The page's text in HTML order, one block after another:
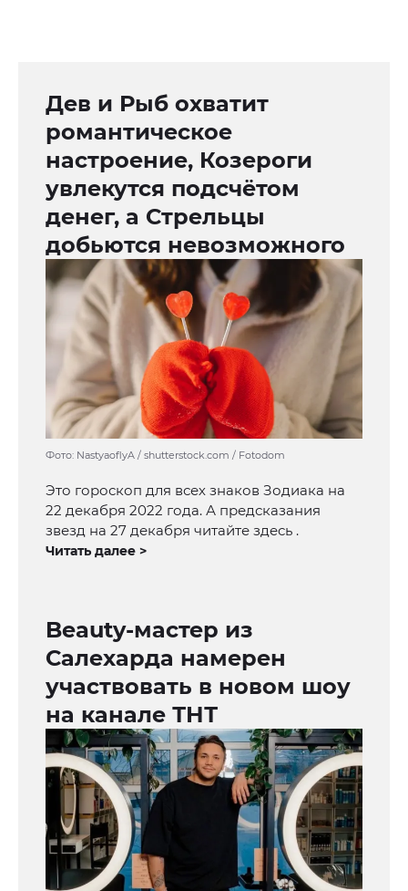
Дев и Рыб охватит
романтическое
настроение, Козероги
увлекутся подсчётом
денег, а Стрельцы
добьются невозможного
Фото: NastyaoflyA / shutterstock.com / Fotodom
Это гороскоп для всех знаков Зодиака на
22 декабря 2022 года. А предсказания
звезд на 27 декабря читайте здесь .
Читать далее >
Beauty-мастер из
Салехарда намерен
участвовать в новом шоу
на канале ТНТ